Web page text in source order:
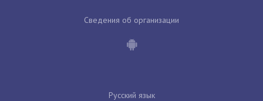
Сведения об организации
Русский язык